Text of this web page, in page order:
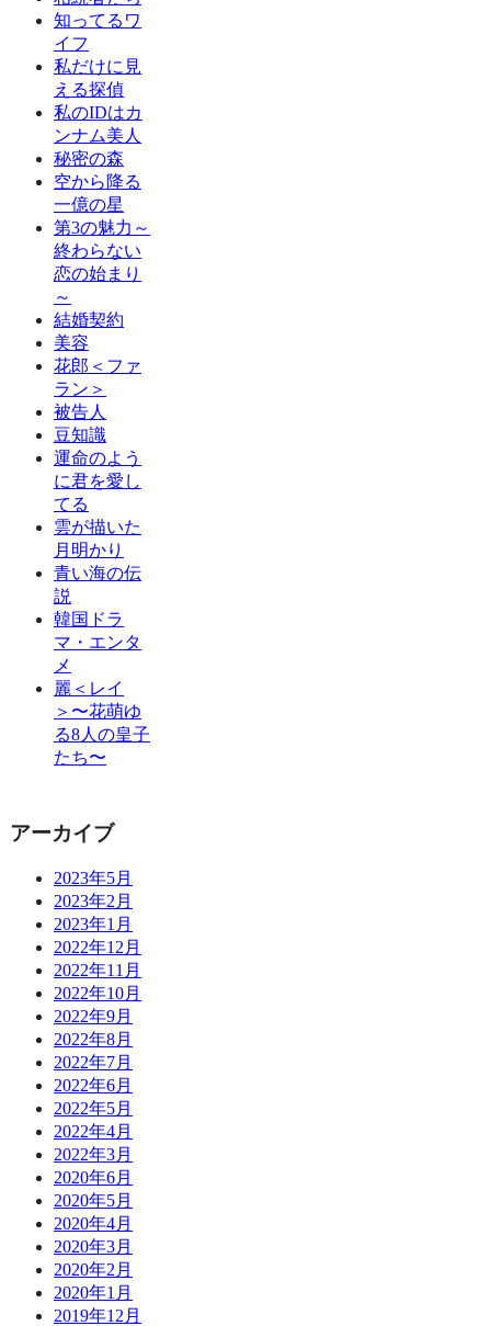
知ってるワ
イフ
私だけに見
える探偵
私のIDはカ
ンナム美人
秘密の森
空から降る
一億の星
第3の魅力～
終わらない
恋の始まり
～
結婚契約
美容
花郎＜ファ
ラン＞
被告人
豆知識
運命のよう
に君を愛し
てる
雲が描いた
月明かり
青い海の伝
説
韓国ドラ
マ・エンタ
メ
麗＜レイ
＞〜花萌ゆ
る8人の皇子
たち〜
アーカイブ
2023年5月
2023年2月
2023年1月
2022年12月
2022年11月
2022年10月
2022年9月
2022年8月
2022年7月
2022年6月
2022年5月
2022年4月
2022年3月
2020年6月
2020年5月
2020年4月
2020年3月
2020年2月
2020年1月
2019年12月